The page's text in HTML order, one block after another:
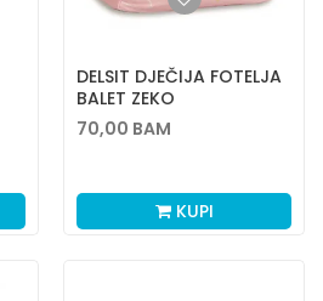
DELSIT DJEČIJA FOTELJA
BALET ZEKO
70,00 BAM
KUPI